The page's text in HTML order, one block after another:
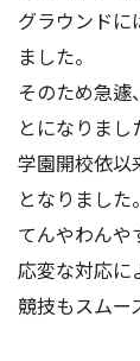
グラウンドに
ました。
そのため急遽
とになりまし
学園開校依以
となりました。
てんやわんや
応変な対応に
競技もスムー